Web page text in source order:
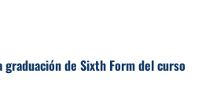
graduación de Sixth Form del curso